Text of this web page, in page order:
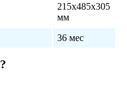
215х485х305
мм
36 мес